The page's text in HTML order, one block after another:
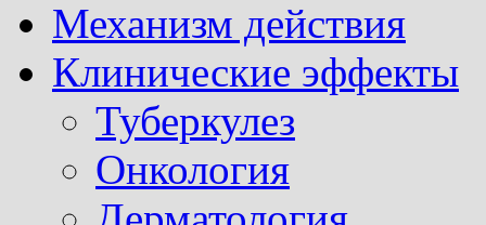
Механизм действия
Клинические эффекты
Туберкулез
Онкология